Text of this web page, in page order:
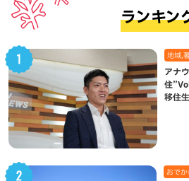
ランキン
地域,
アナ
住
移住
おで